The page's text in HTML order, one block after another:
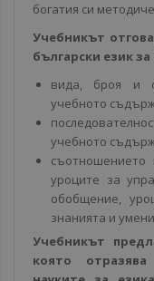
богатия си
Учебникът
български език
вида, броя и
учебното
учебното
уроците за
обобщение,
знанията и
Учебникът
която